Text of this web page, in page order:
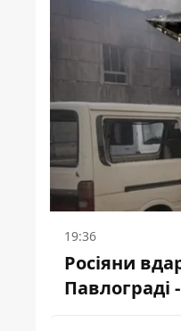
19:36
Росіяни
Павлограді